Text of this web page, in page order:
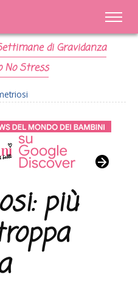
di Gravidanza
No Stress
più